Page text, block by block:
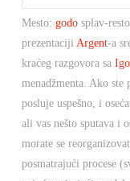
Mesto: godosplav-
prezentaciji Argent-a
kraćeg razgovora sa
menadžmenta. Ako ste
posluje uspešno, i
ali vas nešto sputava i
morate se
posmatrajući procese